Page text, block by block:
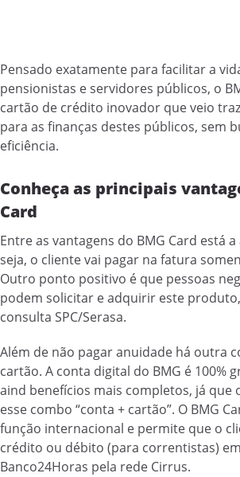
Pensado exatamente para facilitar a
pensionistas e servidores públicos, o
cartão de crédito inovador que veio
para as finanças destes públicos, sem
eficiência.
Conheça as principais
Card
Entre as vantagens do BMG Card está
seja, o cliente vai pagar na fatura
Outro ponto positivo é que pessoas
podem solicitar e adquirir este
consulta SPC/Serasa.
Além de não pagar anuidade há outra
cartão. A conta digital do BMG é 100%
aind benefícios mais completos, já que
esse combo “conta + cartão”. O BMG
função internacional e permite que o
crédito ou débito (para correntistas)
Banco24Horas pela rede Cirrus.